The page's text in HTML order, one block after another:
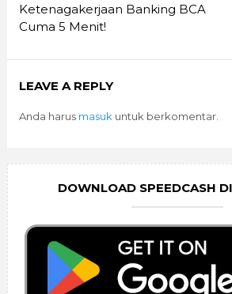
Ketenagakerjaan
Cuma 5 Menit!
Banking BCA
LEAVE A REPLY
Anda harus masuk untuk berkomentar.
DOWNLOAD SPEEDCASH